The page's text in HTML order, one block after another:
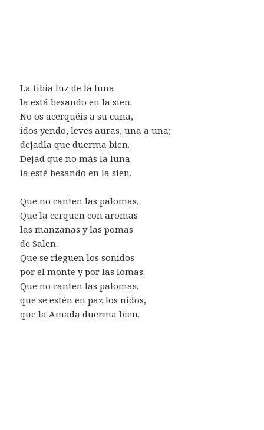
La tibia luz de la luna
la está besando en la sien.
No os acerquéis a su cuna,
idos yendo, leves auras, una a una;
dejadla que duerma bien.
Dejad que no más la luna
la esté besando en la sien.
Que no canten las palomas.
Que la cerquen con aromas
las manzanas y las pomas
de Salen.
Que se rieguen los sonidos
por el monte y por las lomas.
Que no canten las palomas,
que se estén en paz los nidos,
que la Amada duerma bien.